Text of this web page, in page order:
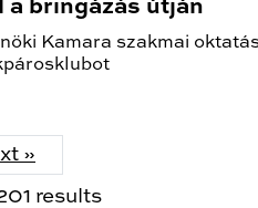
a bringázás útján
Kamara szakmai
»
results